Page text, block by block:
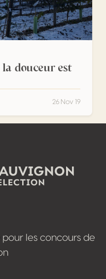
douceur est
26 Nov 19
les concours de